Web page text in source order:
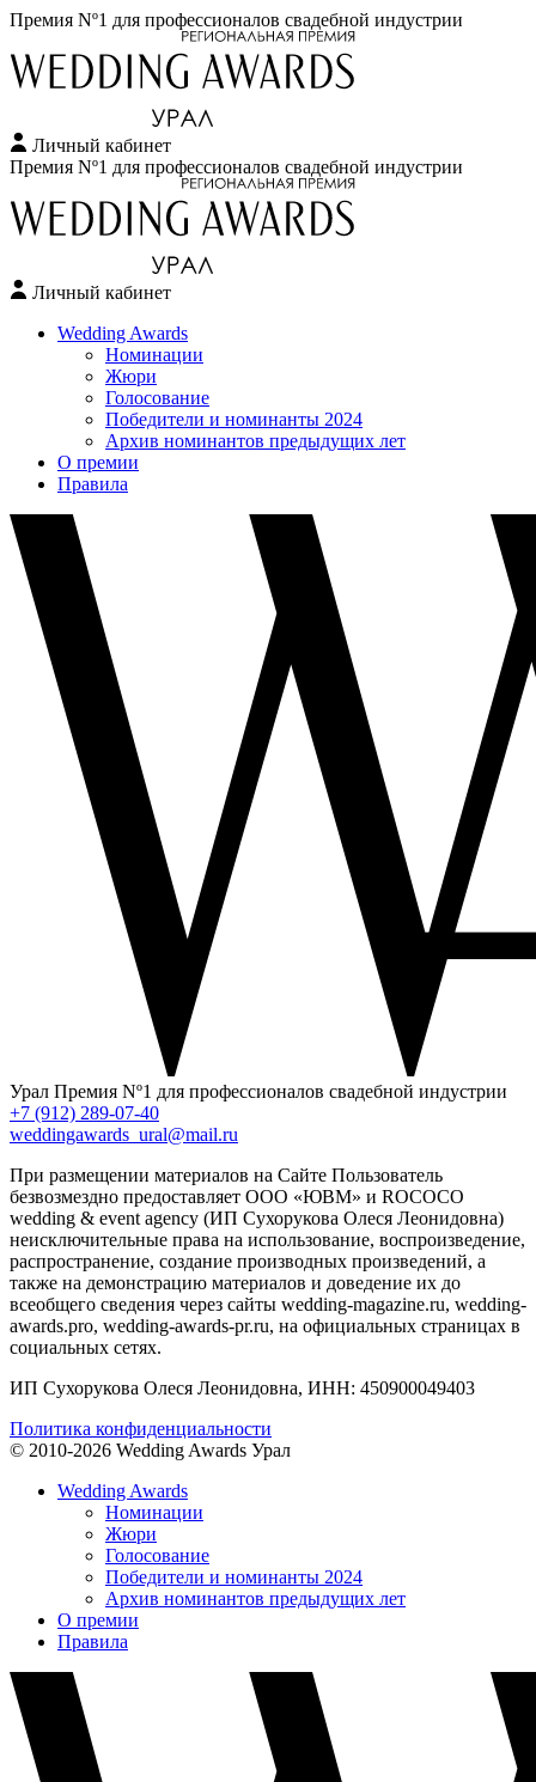
Премия Nº1 для профессионалов свадебной индустрии
Личный кабинет
Перейти
содержимому
Премия Nº1 для профессионалов свадебной индустрии
Личный кабинет
Wedding Awards
Номинации
Жюри
Голосование
Победители и номинанты 2024
Архив номинантов предыдущих лет
О премии
Правила
Урал Премия Nº1 для профессионалов свадебной индустрии
+7 (912) 289-07-40
weddingawards_ural@mail.ru
При размещении материалов на Сайте Пользователь
безвозмездно предоставляет ООО «ЮВМ» и ROCOCO
wedding & event agency (ИП Сухорукова Олеся Леонидовна)
неисключительные права на использование, воспроизведение,
распространение, создание производных произведений, а
также на демонстрацию материалов и доведение их до
всеобщего сведения через сайты wedding-magazine.ru, wedding-
awards.pro, wedding-awards-pr.ru, на официальных страницах в
социальных сетях.
ИП Сухорукова Олеся Леонидовна, ИНН: 450900049403
Политика конфиденциальности
© 2010-2026 Wedding Awards Урал
Wedding Awards
Номинации
Жюри
Голосование
Победители и номинанты 2024
Архив номинантов предыдущих лет
О премии
Правила